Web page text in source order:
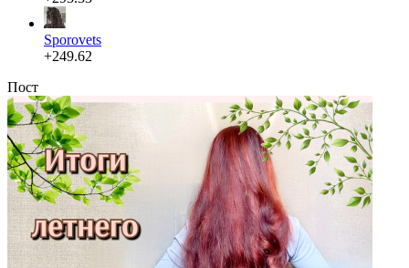
Sporovets
+249.62
Пост